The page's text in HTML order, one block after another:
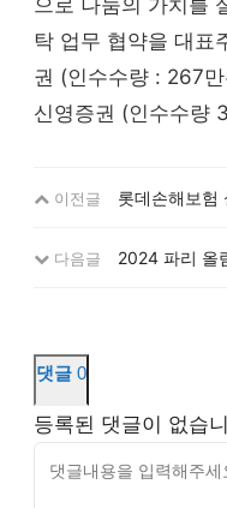
으로 나눔의 가치를
탁 업무 협약을 대표
권 (인수수량 : 267
신영증권 (인수수량
이전글 롯데손해보험
다음글 2024 파리 올
댓글 0
등록된 댓글이 없습